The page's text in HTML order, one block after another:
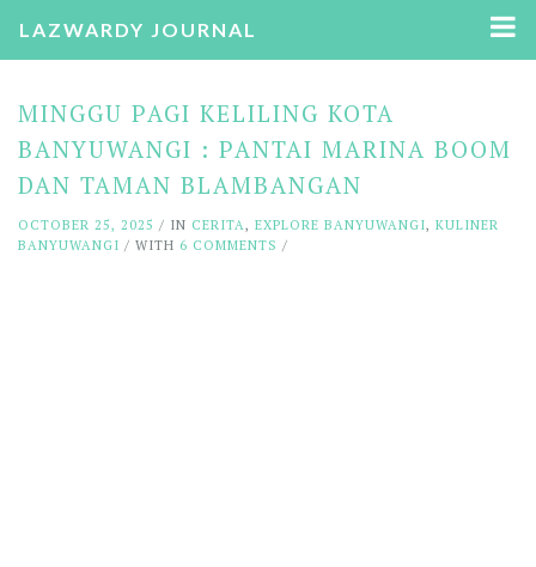
LAZWARDY JOURNAL
MINGGU PAGI KELILING KOTA
BANYUWANGI : PANTAI MARINA BOOM
DAN TAMAN BLAMBANGAN
OCTOBER 25, 2025 / IN CERITA, EXPLORE BANYUWANGI, KULINER
BANYUWANGI / WITH 6 COMMENTS /